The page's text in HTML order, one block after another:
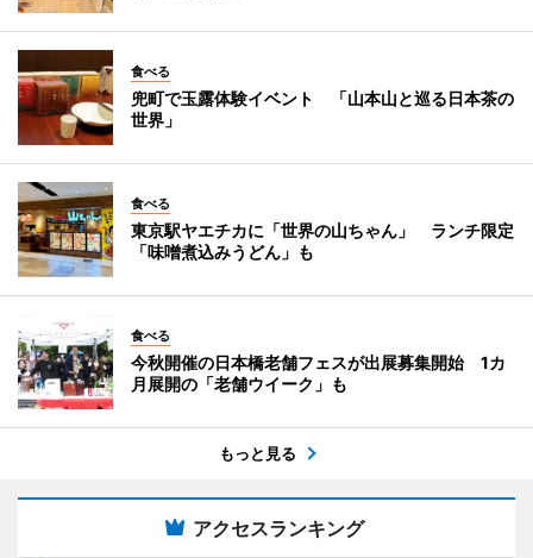
食べる
兜町で玉露体験イベント 「山本山と巡る日本茶の
世界」
食べる
東京駅ヤエチカに「世界の山ちゃん」 ランチ限定
「味噌煮込みうどん」も
食べる
今秋開催の日本橋老舗フェスが出展募集開始 1カ
月展開の「老舗ウイーク」も
もっと見る
アクセスランキング